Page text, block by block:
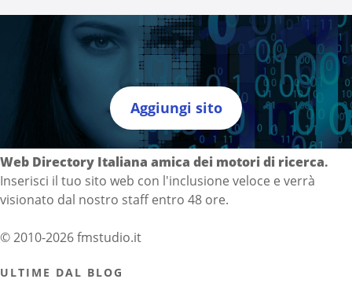
Aggiungi sito
Directory Italia
Web Directory Italiana amica dei motori di ricerca.
Inserisci il tuo sito web con l'inclusione veloce e verrà
visionato dal nostro staff entro 48 ore.
© 2010-2026 fmstudio.it
ULTIME DAL BLOG